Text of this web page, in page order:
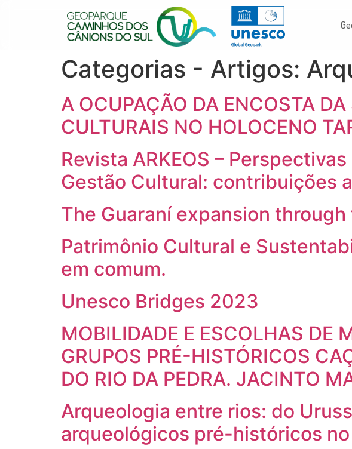
Categorias - Artigos:
A OCUPAÇÃO DA ENCOSTA
CULTURAIS NO HOLOCENO
Revista ARKEOS –
Gestão Cultural: contribuições
The Guaraní expansion
Patrimônio Cultural e
em comum.
Unesco Bridges 2023
MOBILIDADE E ESCOLHAS DE
GRUPOS PRÉ-HISTÓRICOS
DO RIO DA PEDRA. JACINTO
Arqueologia entre rios: do
arqueológicos pré-históricos